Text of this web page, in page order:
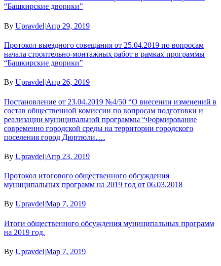
“Башкирские дворики”
By Upravdel|Апр 29, 2019
Протокол выездного совещания от 25.04.2019 по вопросам
начала строительно-монтажных работ в рамках программы
“Башкирские дворики”
By Upravdel|Апр 26, 2019
Постановление от 23.04.2019 №4/50 “О внесении изменений в
состав общественной комиссии по вопросам подготовки и
реализации муниципальной программы “Формирование
современно городской среды на территории городского
поселения город Дюртюли….
By Upravdel|Апр 23, 2019
Протокол итогового общественного обсуждения
муниципальных программ на 2019 год от 06.03.2018
By Upravdel|Мар 7, 2019
Итоги общественного обсуждения муниципальных программ
на 2019 год.
By Upravdel|Мар 7, 2019